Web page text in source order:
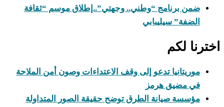
ضمن برنامج “وطني.. وجهتي”..إطلاق موسم “ثقافة
الضفة” سيليبابي
اخترنا لكم
موريتانيا تدعو إلى وقف الاعتداءات وصون أمن الملاحة
في مضيق هرمز
مؤسسة صيانة الطرق توضح حقيقة الصور المتداولة